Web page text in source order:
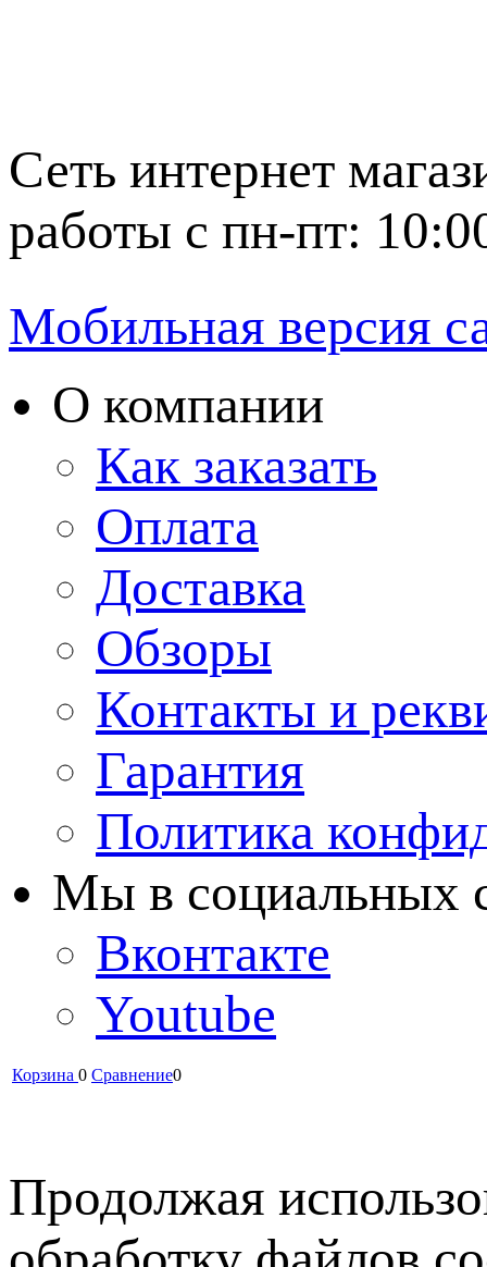
Сеть интернет
работы с пн-пт:
Мобильная версия
О компании
Как заказать
Оплата
Доставка
Обзоры
Контакты и
Гарантия
Политика
Мы в cоциальных
Вконтакте
Youtube
Корзина 0 Сравнение0
Продолжая